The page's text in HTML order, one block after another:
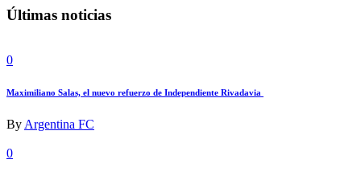
Últimas noticias
0
Maximiliano Salas, el nuevo refuerzo de Independiente Rivadavia
By Argentina FC
0